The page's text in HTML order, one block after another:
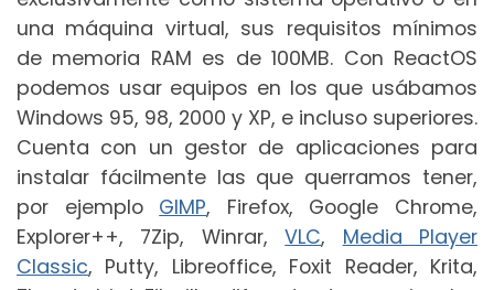
una máquina virtual, sus requisitos mínimos
de memoria RAM es de 100MB. Con ReactOS
podemos usar equipos en los que usábamos
Windows 95, 98, 2000 y XP, e incluso superiores.
Cuenta con un gestor de aplicaciones para
instalar fácilmente las que querramos tener,
por ejemplo GIMP, Firefox, Google Chrome,
Explorer++, 7Zip, Winrar,VLC, Media Player
Classic, Putty, Libreoffice, Foxit Reader, Krita,